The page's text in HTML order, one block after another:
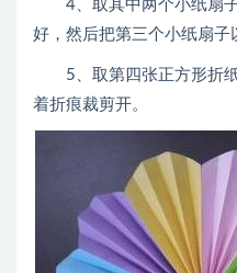
4、取其中两个小纸扇子
好，然后把第三个小纸扇子
5、取第四张正方形折纸
着折痕裁剪开。